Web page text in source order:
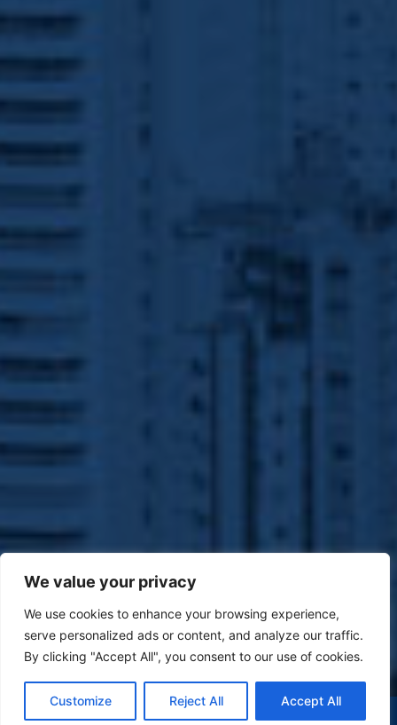
We value your privacy
We use cookies to enhance your browsing experience,
serve personalized ads or content, and analyze our traffic.
By clicking "Accept All", you consent to our use of cookies.
Customize Reject All Accept All
(47) 9 9977-7630